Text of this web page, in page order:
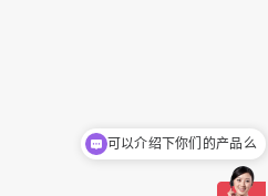
可以介绍下你们的产品么